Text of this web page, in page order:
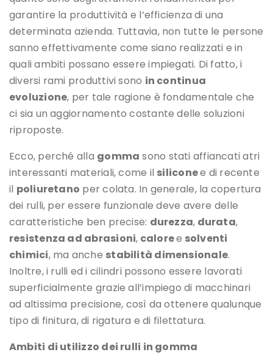
garantire la produttività e l’efficienza di una
determinata azienda. Tuttavia, non tutte le persone
sanno effettivamente come siano realizzati e in
quali ambiti possano essere impiegati. Di fatto, i
diversi rami produttivi sono in continua
evoluzione, per tale ragione è fondamentale che
ci sia un aggiornamento costante delle soluzioni
riproposte.
Ecco, perché alla gomma sono stati affiancati atri
interessanti materiali, come il siliconee di recente
il poliuretano per colata. In generale, la copertura
dei rulli, per essere funzionale deve avere delle
caratteristiche ben precise: durezza, durata,
resistenza ad abrasioni, caloree solventi
chimici, ma anche stabilità dimensionale.
Inoltre, i rulli ed i cilindri possono essere lavorati
superficialmente grazie all’impiego di macchinari
ad altissima precisione, così da ottenere qualunque
tipo di finitura, di rigatura e di filettatura.
Ambiti di utilizzo dei rulli in gomma